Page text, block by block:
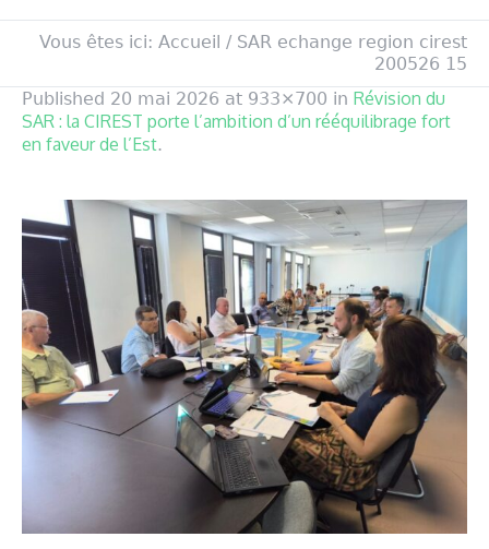
Vous êtes ici: Accueil / SAR echange region cirest
200526 15
Published 20 mai 2026 at 933×700 in Révision du
SAR : la CIREST porte l’ambition d’un rééquilibrage fort
en faveur de l’Est.